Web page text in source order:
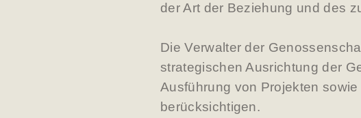
der Art der Beziehung und des
Die Verwalter der
strategischen Ausrichtung der
Ausführung von Projekten
berücksichtigen.